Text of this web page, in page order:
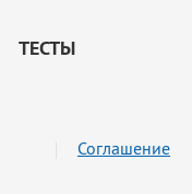
ТЕСТЫ
Соглашение